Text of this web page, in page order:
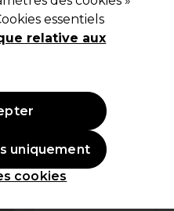
essentiels
relative aux
cookies
uniquement